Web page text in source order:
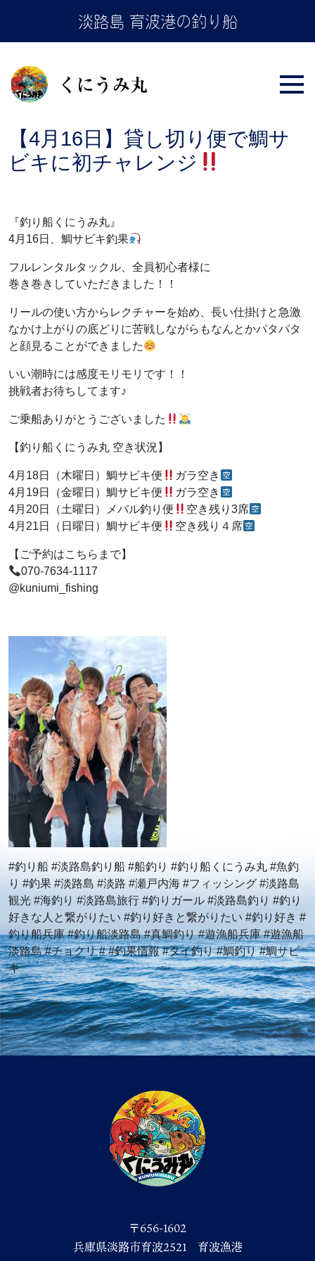
the
淡路島 育波港の釣り船
【4月16日】貸し切り便で鯛サ
ビキに初チャレンジ
『釣り船くにうみ丸』
4月16日、鯛サビキ釣果
フルレンタルタックル、全員初心者様に
巻き巻きしていただきました！！
リールの使い方からレクチャーを始め、長い仕掛けと急激
なかけ上がりの底どりに苦戦しながらもなんとかパタパタ
と顔見ることができました
いい潮時には感度モリモリです！！
挑戦者お待ちしてます♪
ご乗船ありがとうございました
【釣り船くにうみ丸 空き状況】
4月18日（木曜日）鯛サビキ便
ガラ空き
4月19日（金曜日）鯛サビキ便
ガラ空き
4月20日（土曜日）メバル釣り便
空き残り3席
4月21日（日曜日）鯛サビキ便
空き残り４席
【ご予約はこちらまで】
070-7634-1117
@kuniumi_fishing
#釣り船 #淡路島釣り船 #船釣り #釣り船くにうみ丸 #魚釣
り #釣果 #淡路島 #淡路 #瀬戸内海 #フィッシング #淡路島
観光 #海釣り #淡路島旅行 #釣りガール #淡路島釣り #釣り
好きな人と繋がりたい #釣り好きと繋がりたい #釣り好き #
釣り船兵庫 #釣り船淡路島 #真鯛釣り #遊漁船兵庫 #遊漁船
淡路島 #チョクリ # #釣果情報 #タイ釣り #鯛釣り #鯛サビ
キ
〒656-1602
兵庫県淡路市育波2521 育波漁港